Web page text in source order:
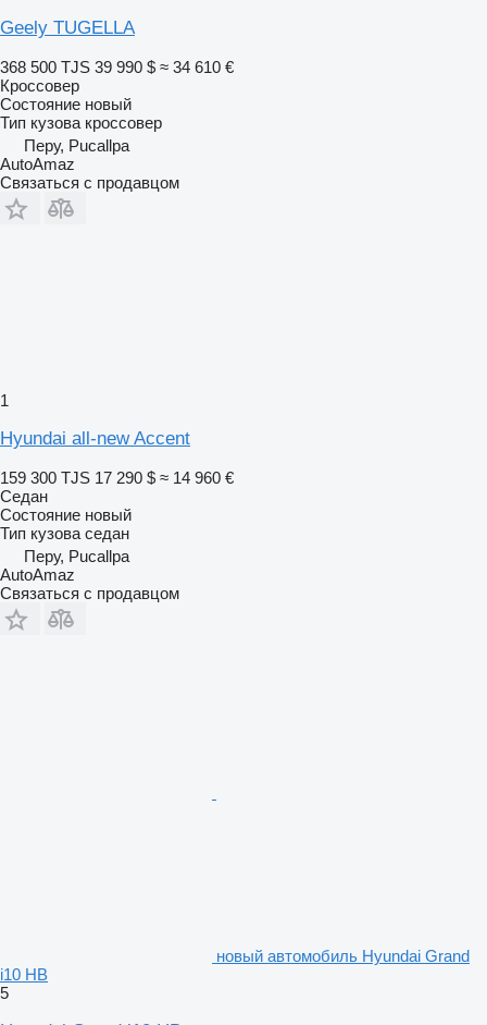
Geely TUGELLA
368 500 TJS 39 990 $ ≈ 34 610 €
Кроссовер
Состояние новый
Тип кузова кроссовер
Перу, Pucallpa
AutoAmaz
Связаться с продавцом
1
Hyundai all-new Accent
159 300 TJS 17 290 $ ≈ 14 960 €
Седан
Состояние новый
Тип кузова седан
Перу, Pucallpa
AutoAmaz
Связаться с продавцом
новый автомобиль Hyundai Grand
i10 HB
5